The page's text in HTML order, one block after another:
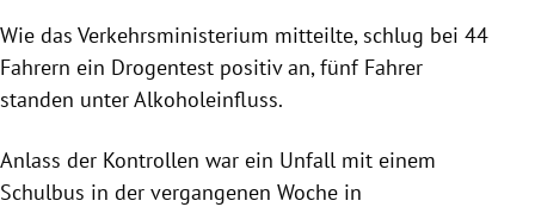
Wie das Verkehrsministerium mitteilte, schlug bei 44
Fahrern ein Drogentest positiv an, fünf Fahrer
standen unter Alkoholeinfluss.
Anlass der Kontrollen war ein Unfall mit einem
Schulbus in der vergangenen Woche in